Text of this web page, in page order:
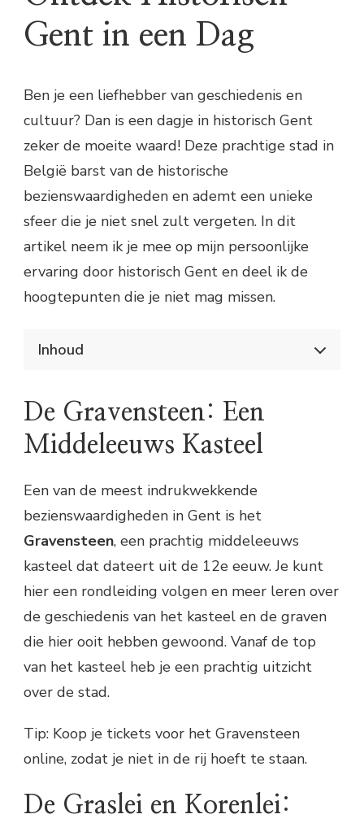
Gent in een Dag
Ben je een liefhebber van geschiedenis en
cultuur? Dan is een dagje in historisch Gent
zeker de moeite waard! Deze prachtige stad in
België barst van de historische
bezienswaardigheden en ademt een unieke
sfeer die je niet snel zult vergeten. In dit
artikel neem ik je mee op mijn persoonlijke
ervaring door historisch Gent en deel ik de
hoogtepunten die je niet mag missen.
Inhoud
De Gravensteen: Een Middeleeuws
Kasteel
De Graslei en Korenlei: Prachtige
Middeleeuwse Panden
van Gent
Culinair Genieten in Gent
Praktische Informatie
De Gravensteen: Een
Middeleeuws Kasteel
Een van de meest indrukwekkende
bezienswaardigheden in Gent is het
Gravensteen, een prachtig middeleeuws
kasteel dat dateert uit de 12e eeuw. Je kunt
hier een rondleiding volgen en meer leren over
de geschiedenis van het kasteel en de graven
die hier ooit hebben gewoond. Vanaf de top
van het kasteel heb je een prachtig uitzicht
over de stad.
Tip: Koop je tickets voor het Gravensteen
online, zodat je niet in de rij hoeft te staan.
De Graslei en Korenlei: